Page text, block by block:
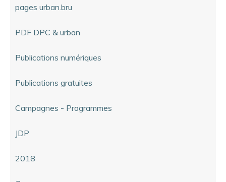
pages urban.bru
PDF DPC & urban
Publications numériques
Publications gratuites
Campagnes - Programmes
JDP
2018